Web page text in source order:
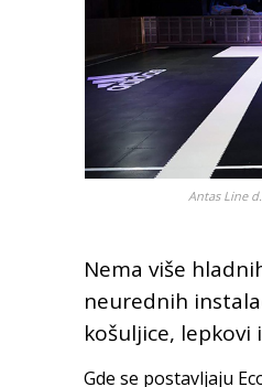
Antas Line
Nema više
neurednih
košuljice, lepkovi
Gde se postavljaju